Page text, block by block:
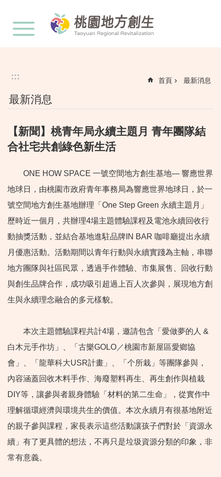
::: 首頁 最新消息
最新消息
【新聞】桃青年局永續主題月 青年團隊結
合社宅共創綠色新生活
ONE HOW SPACE 一號空間地方創生基地— 響應世界
地球日，由桃園市政府青年事務局為響應世界地球日，於一
號空間地方創生基地辦理「One Step Green 永續主題月」
歷時近一個月，共辦理4場主題體驗課程及電池永續回收行
動抽獎活動，並結合基地進駐品牌IN BAR 咖啡廳提出永續
月優惠活動。活動期間以青年行動與永續實踐為主軸，串聯
地方團隊與社區民眾，透過手作體驗、市集展售、回收行動
與創生品牌合作，成功吸引超過上百人次參與，展現地方創
生與永續理念融合的多元樣貌。
本次主題體驗課程共計4場，邀請包含「愛做夢的人 &
白木元手作坊」、「古樂GOLO／桃園市新屋區愛鄉協
會」、「龍華科大USR計畫」、「个所栽」等團隊參與，
內容涵蓋回收木料手作、海廢塑料再生、再生創作與植栽
DIY等，讓參與者親身體驗「材料的第二生命」，從實作中
理解循環經濟與環境共生的價值。本次永續月有很基地附近
的親子參與課程，家長表示這些活動讓孩子們對於「資源永
續」有了更具體的想法，不再只是垃圾資源分類的印象，非
常有意義。